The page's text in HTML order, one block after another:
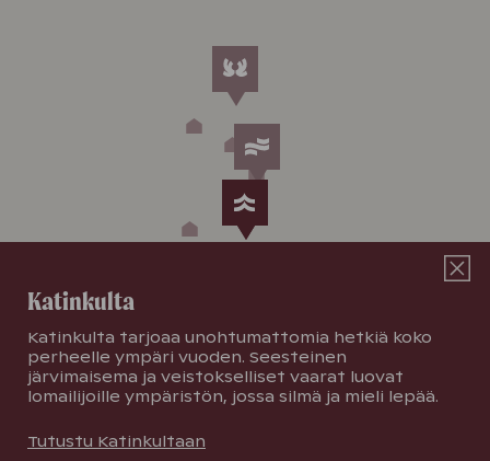
Katinkulta
Katinkulta tarjoaa unohtumattomia hetkiä koko
perheelle ympäri vuoden. Seesteinen
järvimaisema ja veistokselliset vaarat luovat
lomailijoille ympäristön, jossa silmä ja mieli lepää.
Tutustu Katinkultaan